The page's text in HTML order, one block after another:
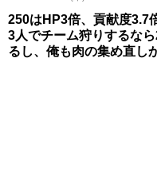
250はHP3倍、貢献度3.7
3人でチーム狩りするな
るし、俺も肉の集め直し